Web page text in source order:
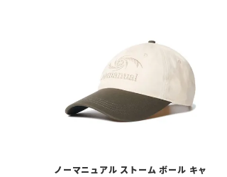
ノーマニュアル ストーム ボール キャ